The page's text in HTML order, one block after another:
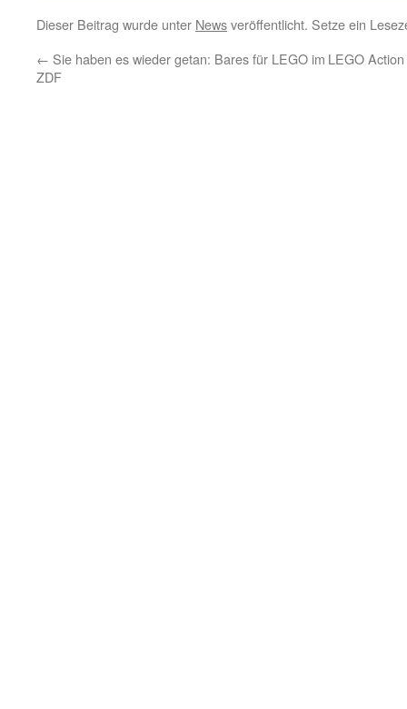
Dieser Beitrag wurde unter Newsveröffentlicht. Setze ein
← Sie haben es wieder getan: Bares für LEGO im
ZDF
LEGO